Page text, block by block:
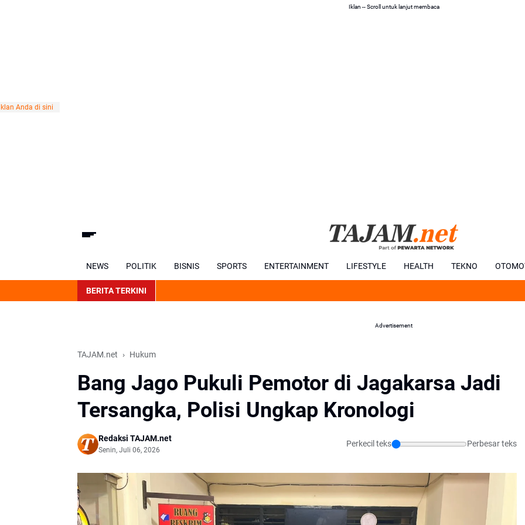
Iklan -- Scroll untuk lanjut membaca
NEWS POLITIK BISNIS SPORTS ENTERTAINMENT LIFESTYLE HEALTH TEKNO
BERITA TERKINI Kisah
Advertisement
TAJAM.net Hukum
Bang Jago Pukuli Pemotor di Jagakarsa Jadi
Tersangka, Polisi Ungkap Kronologi
Redaksi TAJAM.net
Senin, Juli 06, 2026
Perkecil teks Perbesar teks
Anda di sini